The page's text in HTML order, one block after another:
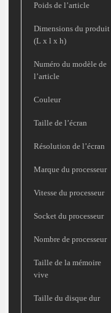
Poids de l’article
Dimensions du produit
(L x l x h)
Numéro du modèle de
l’article
Couleur
Taille de l’écran
Résolution de l’écran
Marque du processeur
Vitesse du processeur
Socket du processeur
Nombre de processeur
Taille de la mémoire
vive
Taille du disque dur